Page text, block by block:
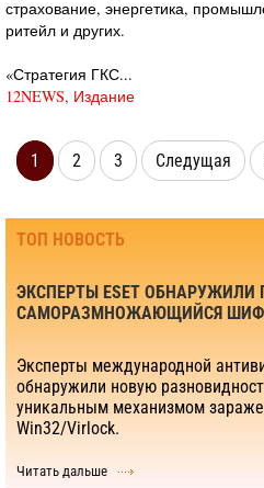
страхование, энергетика,
ритейл и других.
«Стратегия ГКС...
12NEWS, Издание
1 2 3 Следущая
ТОП НОВОСТЬ
ЭКСПЕРТЫ ESET ОБНАРУЖИЛИ
САМОРАЗМНОЖАЮЩИЙСЯ
Эксперты международной
обнаружили новую
уникальным механизмом
Win32/Virlock.
Читать дальше